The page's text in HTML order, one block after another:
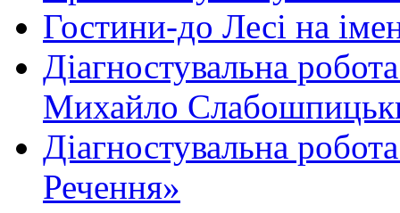
Гостини-до Лесі на
Діагностувальна
Михайло
Діагностувальна
Речення»